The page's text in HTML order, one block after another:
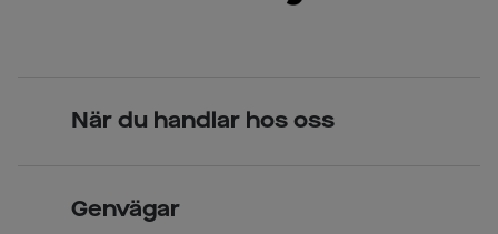
När du handlar hos oss
Genvägar